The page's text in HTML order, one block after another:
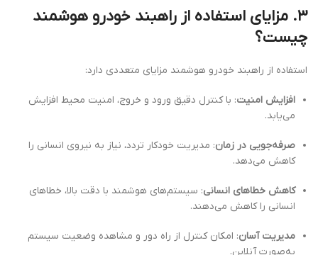
۳. مزایای استفاده از راهبند خودرو هوشمند
چیست؟
استفاده از راهبند خودرو هوشمند مزایای متعددی دارد:
افزایش امنیت: با کنترل دقیق ورود و خروج، امنیت محیط افزایش
می‌یابد.
صرفه‌جویی در زمان: مدیریت خودکار تردد، نیاز به نیروی انسانی را
کاهش می‌دهد.
کاهش خطاهای انسانی: سیستم‌های هوشمند با دقت بالا، خطاهای
انسانی را کاهش می‌دهند.
مدیریت آسان: امکان کنترل از راه دور و مشاهده وضعیت سیستم
به‌صورت آنلاین.